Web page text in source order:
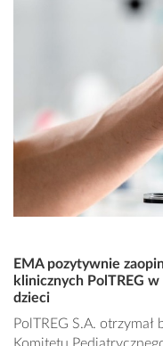
EMA pozytywnie
klinicznych PolTREG
dzieci
PolTREG S.A.